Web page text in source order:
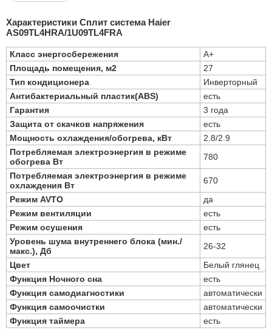
Характеристики Сплит система Haier
AS09TL4HRA/1U09TL4FRA
Класс энергосбережения
А+
Площадь помещения, м2
27
Тип кондиционера
Инверторный
Антибактериальный пластик(ABS)
есть
Гарантия
3 года
Защита от скачков напряжения
есть
Мощность охлаждения/обогрева, кВт
2.8/2.9
Потребляемая электроэнергия в режиме
обогрева Вт
780
Потребляемая электроэнергия в режиме
охлаждения Вт
670
Режим AVTO
да
Режим вентиляции
есть
Режим осушения
есть
Уровень шума внутреннего блока (мин./
макс.), Дб
26-32
Цвет
Белый глянец
Функция Ночного сна
есть
Функция самодиагностики
автоматически
Функция самоочистки
автоматически
Функция таймера
есть